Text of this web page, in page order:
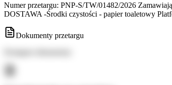
Numer przetargu: PNP-S/TW/01482/2026
DOSTAWA -Środki czystości - papier toaletowy
Dokumenty przetargu